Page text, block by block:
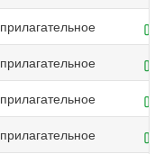
прилагательное
прилагательное
прилагательное
прилагательное